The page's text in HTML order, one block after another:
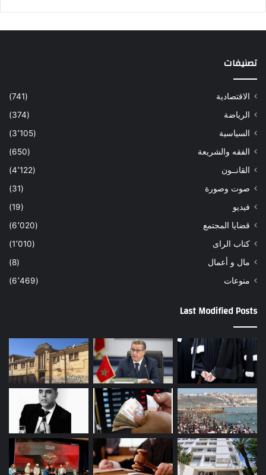
تصنيفات
الاقتصادية
(741)
الرياضة
(374)
السياسية
(3٬105)
الفقه والشريعة
(650)
القانــون
(4٬122)
صوت وصورة
(31)
فيديو
(19)
قضايا المجتمع
(6٬020)
كتاب الراى
(1٬010)
مال و أعمال
(8)
منوعات
(6٬469)
Last Modified Posts